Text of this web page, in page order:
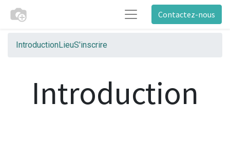
Contactez-nous
IntroductionLieuS'inscrire
Introduction